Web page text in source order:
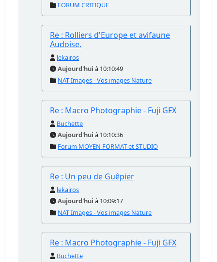
FORUM CRITIQUE
Re : Rolliers d'Europe et avifaune
Audoise.
lekairos
Aujourd'hui à 10:10:49
NAT'Images - Vos images Nature
Re : Macro Photographie - Fuji GFX
Buchette
Aujourd'hui à 10:10:36
Forum MOYEN FORMAT et STUDIO
Re : Un peu de Guêpier
lekairos
Aujourd'hui à 10:09:17
NAT'Images - Vos images Nature
Re : Macro Photographie - Fuji GFX
Buchette